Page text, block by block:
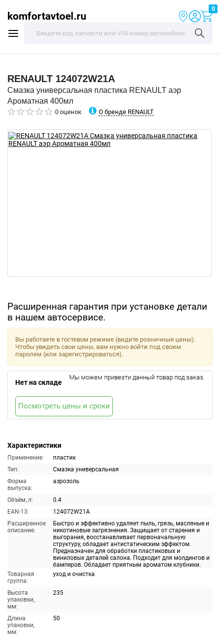
komfortavtoel.ru
0
RENAULT 124072W21A
Смазка универсальная пластика RENAULT аэр
Ароматная 400мл
0 оценок О бренде RENAULT
Расширенная гарантия при установке детали
в нашем автосервисе.
Характеристики
Применение:
пластик
Тип:
Смазка универсальная
Форма
выпуска:
аэрозоль
Объём, л:
0.4
EAN-13:
124072W21A
Расширенное
описание:
Быстро и эффективно удаляет пыль, грязь, масляные и
никотиновые загрязнения. Защищает от старения и
выгорания, восстанавливает первоначальную
структуру, обладает антистатическим эффектом.
Предназначен для обработки пластиковых и
виниловых деталей салона. Подходит для молдингов и
бамперов. Обладает приятным ароматом клубники.
Товарная
группа:
уход и очистка
Высота
упаковки,
мм:
235
Длина
упаковки,
мм:
50
Вы работаете в гостевом режиме (видите розничные цены).
Чтобы увидеть свои цены, вам нужно войти под своим
паролем (или зарегистрироваться).
Нет на складе
Мы можем привезти данный товар под заказ.
Посмотреть цены и сроки